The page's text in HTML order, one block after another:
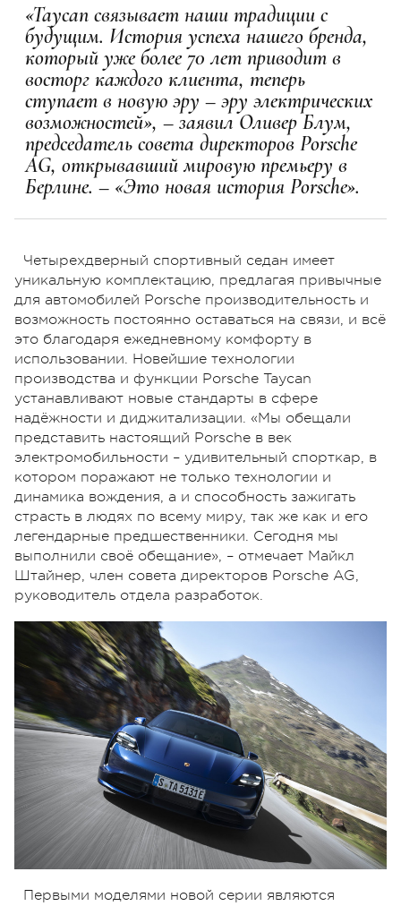
«Taycan связывает наши традиции с
будущим. История успеха нашего бренда,
который уже более 70 лет приводит в
восторг каждого клиента, теперь
ступает в новую эру – эру электрических
возможностей», – заявил Оливер Блум,
председатель совета директоров Porsche
AG, открывавший мировую премьеру в
Берлине. – «Это новая история Porsche».
Четырехдверный спортивный седан имеет
уникальную комплектацию, предлагая привычные
для автомобилей Porsche производительность и
возможность постоянно оставаться на связи, и всё
это благодаря ежедневному комфорту в
использовании. Новейшие технологии
производства и функции Porsche Taycan
устанавливают новые стандарты в сфере
надёжности и диджитализации. «Мы обещали
представить настоящий Porsche в век
электромобильности – удивительный спорткар, в
котором поражают не только технологии и
динамика вождения, а и способность зажигать
страсть в людях по всему миру, так же как и его
легендарные предшественники. Сегодня мы
выполнили своё обещание», – отмечает Майкл
Штайнер, член совета директоров Porsche AG,
руководитель отдела разработок.
Первыми моделями новой серии являются